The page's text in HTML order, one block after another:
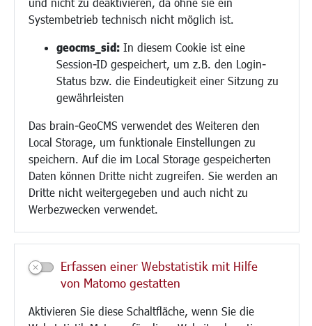
Systembetrieb technisch nicht möglich ist.
geocms_sid: In diesem Cookie ist eine
Session-ID gespeichert, um z.B. den Login-
Status bzw. die Eindeutigkeit einer Sitzung zu
gewährleisten
Das brain-GeoCMS verwendet des Weiteren den
Local Storage, um funktionale Einstellungen zu
speichern. Auf die im Local Storage gespeicherten
Daten können Dritte nicht zugreifen. Sie werden an
Dritte nicht weitergegeben und auch nicht zu
Werbezwecken verwendet.
Erfassen einer Webstatistik mit Hilfe
von Matomo gestatten
Aktivieren Sie diese Schaltfläche, wenn Sie die
Religion
Bauen/Umwelt/Mobilität
Bebauungsplanung
Umwelt/Klima/Abfall
Verkehr/Mobilität
Glasfaserausbau
Aktuelle Baustellen
Paddelteich
CINDY S
Kultur/Freizeit/Tourismus
Stadtporträt
Musikschule
Volkshochschule